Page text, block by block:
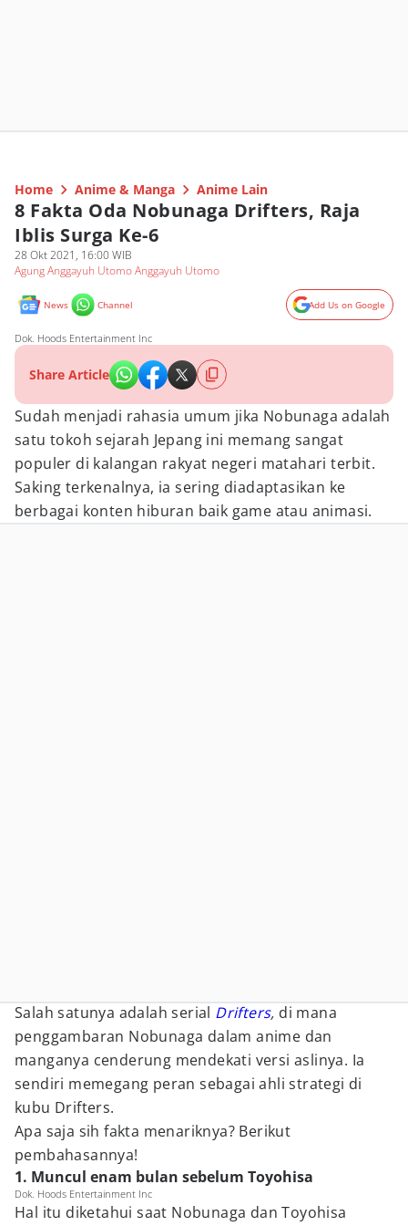
Home Anime & Manga Anime Lain
8 Fakta Oda Nobunaga Drifters, Raja
Iblis Surga Ke-6
28 Okt 2021, 16:00 WIB
Agung Anggayuh Utomo Anggayuh Utomo
News Channel Add Us on Google
Dok. Hoods Entertainment Inc
Share Article
Sudah menjadi rahasia umum jika Nobunaga adalah
satu tokoh sejarah Jepang ini memang sangat
populer di kalangan rakyat negeri matahari terbit.
Saking terkenalnya, ia sering diadaptasikan ke
berbagai konten hiburan baik game atau animasi.
Salah satunya adalah serial Drifters, di mana
penggambaran Nobunaga dalam anime dan
manganya cenderung mendekati versi aslinya. Ia
sendiri memegang peran sebagai ahli strategi di
kubu Drifters.
Apa saja sih fakta menariknya? Berikut
pembahasannya!
1. Muncul enam bulan sebelum Toyohisa
Dok. Hoods Entertainment Inc
Hal itu diketahui saat Nobunaga dan Toyohisa